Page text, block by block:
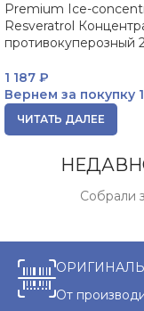
Premium Ice-
Resveratrol
противокуперозный
1 187 ₽
Вернем за покупку
ЧИТАТЬ ДАЛЕЕ
Собрали
От